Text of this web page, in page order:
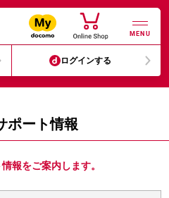
MENU
ログインする
ポート情報
報をご案内します。